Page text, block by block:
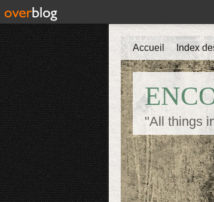
"All things
Accueil Index